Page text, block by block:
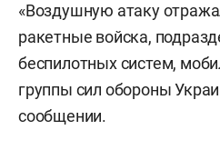
«Воздушную атаку
ракетные войска,
беспилотных систем,
группы сил обороны
сообщении.